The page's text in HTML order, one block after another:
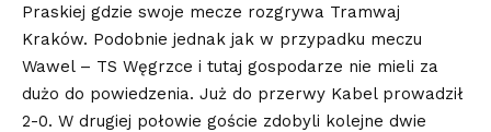
Praskiej gdzie swoje mecze rozgrywa Tramwaj
Kraków. Podobnie jednak jak w przypadku meczu
Wawel – TS Węgrzce i tutaj gospodarze nie mieli za
dużo do powiedzenia. Już do przerwy Kabel prowadził
2-0. W drugiej połowie goście zdobyli kolejne dwie